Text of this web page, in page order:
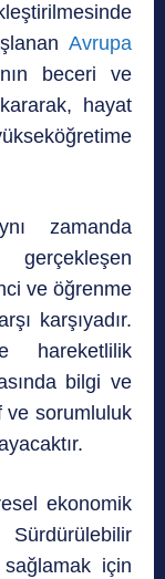
Avrupa
beceri ve
hayat
zamanda
ve öğrenme
karşıyadır.
hareketlilik
bilgi ve
ve sorumluluk
ekonomik
için